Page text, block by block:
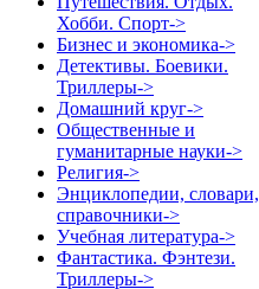
Хобби. Спорт->
Бизнес и экономика->
Детективы. Боевики.
Триллеры->
Домашний круг->
Общественные и
гуманитарные науки->
Религия->
Энциклопедии, словари,
справочники->
Учебная литература->
Фантастика. Фэнтези.
Триллеры->